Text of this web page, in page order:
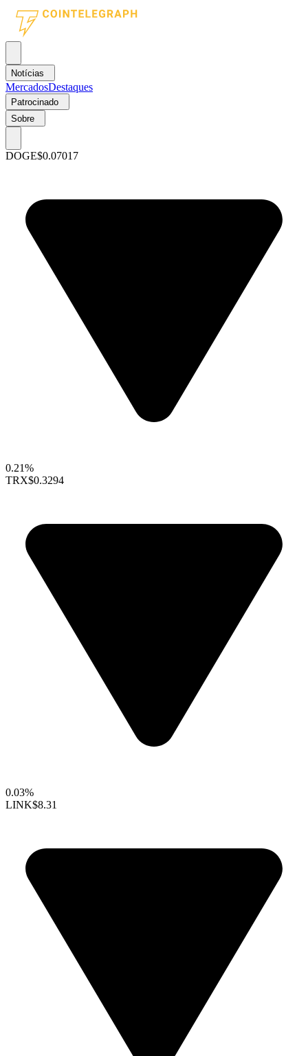
Notícias
MercadosDestaques
Patrocinado
Sobre
DOGE$0.07017
0.21%
TRX$0.3294
0.03%
LINK$8.31